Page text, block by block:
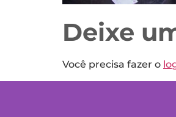
Deixe
Você precisa fazer o